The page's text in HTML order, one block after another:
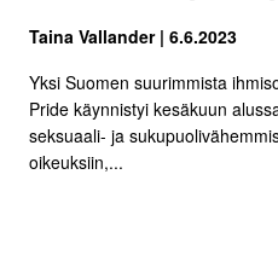
Taina Vallander | 6.6.2023
Yksi Suomen suurimmista
Pride käynnistyi kesäkuun
seksuaali- ja
oikeuksiin,...